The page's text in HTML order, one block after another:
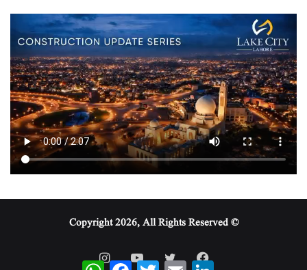
© Copyright 2026, All Rights Reserved
WhatsAppFacebookTwitterEmail
LinkedIn